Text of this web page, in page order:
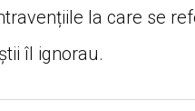
la care se
îl ignorau.